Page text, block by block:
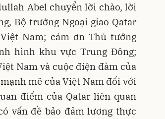
Abel chuyển lời chào, lời
Bộ trưởng Ngoại giao Qatar
Nam; cảm ơn Thủ tướng
hình khu vực Trung Đông;
Nam và cuộc điện đàm của
mẽ của Việt Nam đối với
điểm của Qatar liên quan
vấn đề bảo đảm lương thực